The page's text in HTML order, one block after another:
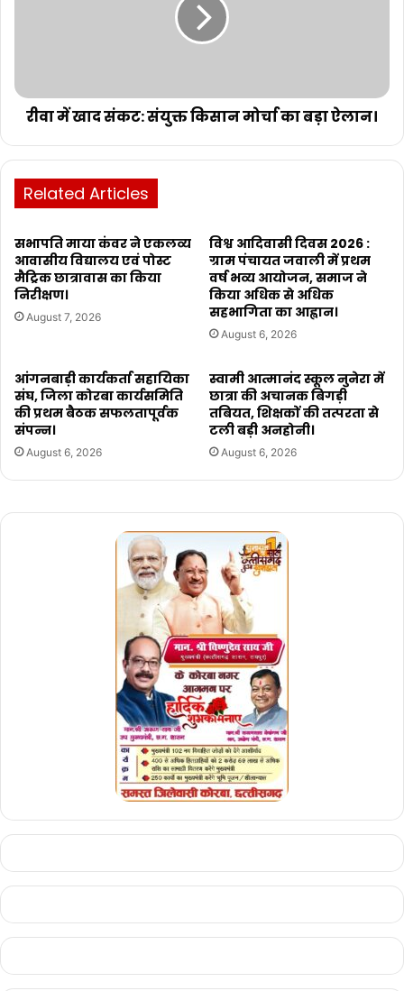
रीवा में खाद संकट: संयुक्त किसान मोर्चा का बड़ा ऐलान।
Related Articles
सभापति माया कंवर ने एकलव्य
आवासीय विद्यालय एवं पोस्ट
मैट्रिक छात्रावास का किया
निरीक्षण।
August 7, 2026
विश्व आदिवासी दिवस 2026 :
ग्राम पंचायत जवाली में प्रथम
वर्ष भव्य आयोजन, समाज ने
किया अधिक से अधिक
सहभागिता का आह्वान।
August 6, 2026
आंगनबाड़ी कार्यकर्ता सहायिका
संघ, जिला कोरबा कार्यसमिति
की प्रथम बैठक सफलतापूर्वक
संपन्न।
August 6, 2026
स्वामी आत्मानंद स्कूल नुनेरा में
छात्रा की अचानक बिगड़ी
तबियत, शिक्षकों की तत्परता से
टली बड़ी अनहोनी।
August 6, 2026